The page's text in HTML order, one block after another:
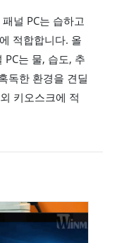
널 PC는 습하고
적합합니다. 올
는 물, 습도, 추
독한 환경을 견딜
키오스크에 적